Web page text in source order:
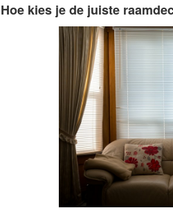
Hoe kies je de juiste